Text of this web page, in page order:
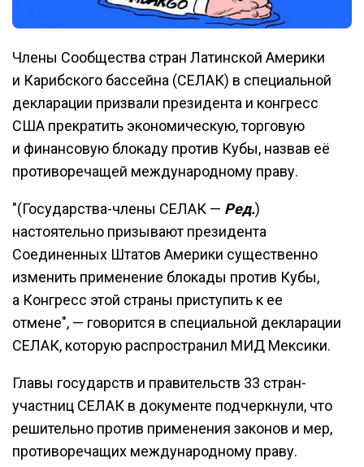
Члены Сообщества стран Латинской Америки
и Карибского бассейна (СЕЛАК) в специальной
декларации призвали президента и конгресс
США прекратить экономическую, торговую
и финансовую блокаду против Кубы, назвав её
противоречащей международному праву.
"(Государства-члены СЕЛАК — Ред.)
настоятельно призывают президента
Соединенных Штатов Америки существенно
изменить применение блокады против Кубы,
а Конгресс этой страны приступить к ее
отмене", — говорится в специальной декларации
СЕЛАК, которую распространил МИД Мексики.
Главы государств и правительств 33 стран-
участниц СЕЛАК в документе подчеркнули, что
решительно против применения законов и мер,
противоречащих международному праву.